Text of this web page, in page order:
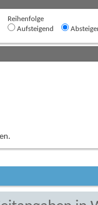
Reihenfolge
Aufsteigend